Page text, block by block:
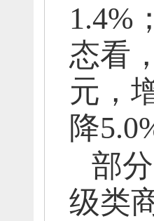
1.4%
态看
元，
降
部
级类